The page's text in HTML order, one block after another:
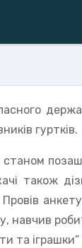
гуртків.
також
Провів
та